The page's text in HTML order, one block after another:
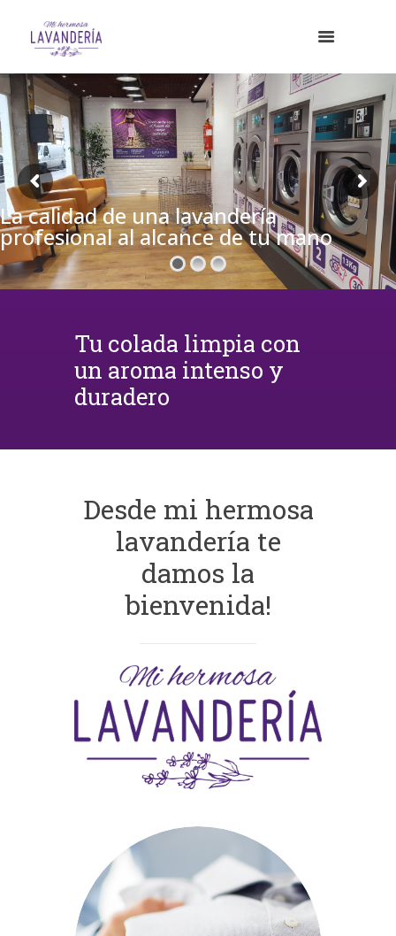
La calidad de una lavandería
profesional al alcance de tu mano
Tu colada limpia con
un aroma intenso y
duradero
Desde mi hermosa
lavandería te
damos la
bienvenida!